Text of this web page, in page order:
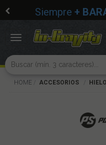
Siempre +
Toggle
HOME ACCESORIOS HIELO